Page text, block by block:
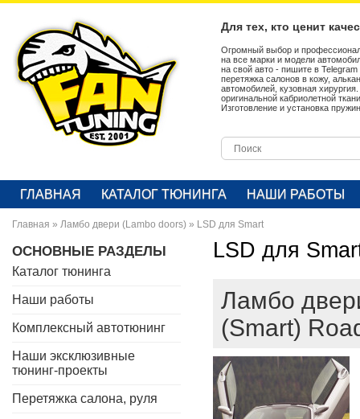
Для тех, кто ценит
Огромный выбор и
на все марки и модели
на свой авто - пишите в
перетяжка салонов в кожу,
автомобилей, кузовная
оригинальной кабриолетной
Изготовление и установка
ГЛАВНАЯ КАТАЛОГ ТЮНИНГА НАШИ РАБОТЫ
Главная » Ламбо двери (Lambo doors) » LSD для Smart
ОСНОВНЫЕ РАЗДЕЛЫ
Каталог тюнинга
Наши работы
Комплексный автотюнинг
Наши эксклюзивные
тюнинг-проекты
Перетяжка салона, руля
LSD для
Ламбо
(Smart)